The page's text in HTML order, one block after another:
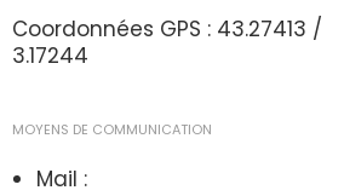
Coordonnées GPS : 43.27413 /
3.17244
MOYENS DE COMMUNICATION
Mail :